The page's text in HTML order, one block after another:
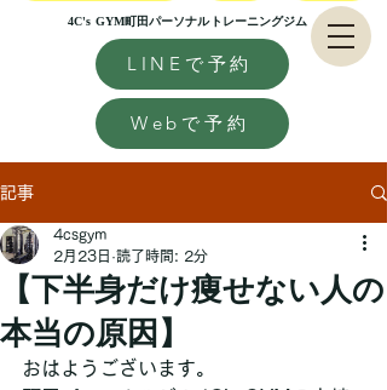
LINEで予約
Webで予約
4C's GYM町田パーソナルトレーニングジム
記事
【下半身だけ痩せない人の
本当の原因】
4csgym
2月23日 読了時間: 2分
おはようございます。